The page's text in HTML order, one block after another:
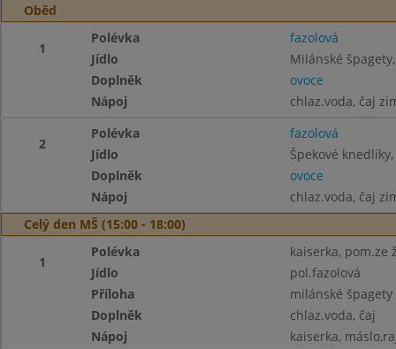
Oběd
1
Polévka
fazolová
Jídlo
Milánské
Doplněk
ovoce
Nápoj
chlaz.voda, čaj
2
Polévka
fazolová
Jídlo
Špekové
Doplněk
ovoce
Nápoj
chlaz.voda, čaj
Celý den MŠ (15:00 - 18:00)
1
Polévka
kaiserka, pom.ze
Jídlo
pol.fazolová
Příloha
milánské špagety
Doplněk
chlaz.voda, čaj
Nápoj
kaiserka,